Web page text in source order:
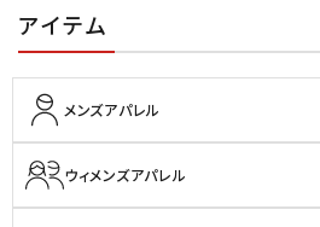
アイテム
メンズアパレル
ウィメンズアパレル